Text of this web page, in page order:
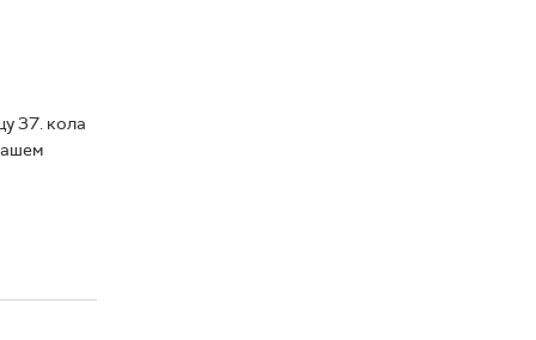
37. кола